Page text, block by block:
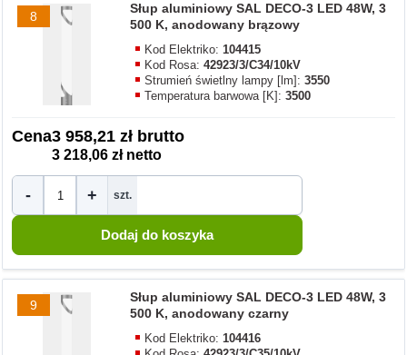
8
Słup aluminiowy SAL DECO-3 LED 48W, 3
500 K, anodowany brązowy
Kod Elektriko:104415
Kod Rosa:42923/3/C34/10kV
Strumień świetlny lampy [lm]:3550
Temperatura barwowa [K]:3500
Cena3 958,21 zł brutto
3 218,06 zł netto
- + szt.
9
Słup aluminiowy SAL DECO-3 LED 48W, 3
500 K, anodowany czarny
Kod Elektriko:104416